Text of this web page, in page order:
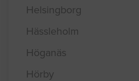
Helsingborg
Hässleholm
Höganäs
Hörby